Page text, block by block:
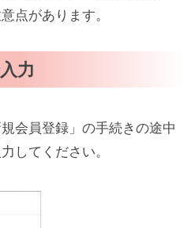
点があります。
力
会員登録」の手続きの途中
してください。